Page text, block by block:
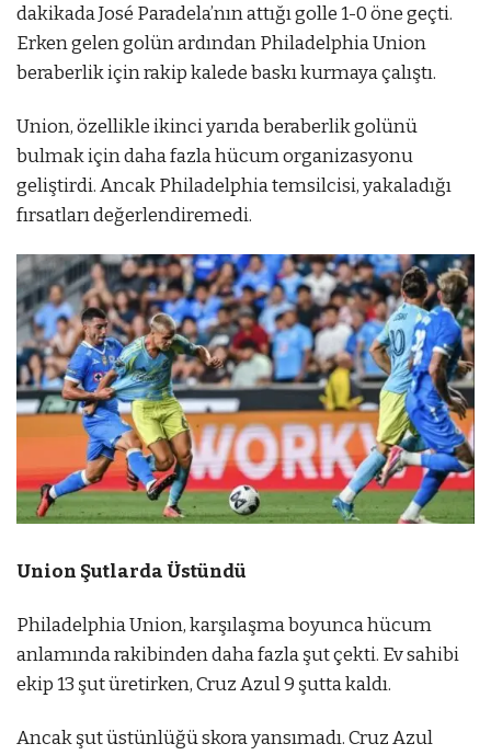
dakikada José Paradela’nın attığı golle 1-0 öne geçti.
Erken gelen golün ardından Philadelphia Union
beraberlik için rakip kalede baskı kurmaya çalıştı.
Union, özellikle ikinci yarıda beraberlik golünü
bulmak için daha fazla hücum organizasyonu
geliştirdi. Ancak Philadelphia temsilcisi, yakaladığı
fırsatları değerlendiremedi.
Union Şutlarda Üstündü
Philadelphia Union, karşılaşma boyunca hücum
anlamında rakibinden daha fazla şut çekti. Ev sahibi
ekip 13 şut üretirken, Cruz Azul 9 şutta kaldı.
Ancak şut üstünlüğü skora yansımadı. Cruz Azul